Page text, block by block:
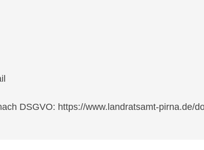
DSGVO: https://www.landratsamt-pirna.de/